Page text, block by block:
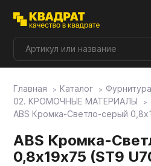
Плитные материалы
Главная Каталог
Фурнитура
02. КРОМОЧНЫЕ МАТЕРИАЛЫ
ABS Кромка-Светло-серый
ABS Кромка-
0,8х19х75 (ST9